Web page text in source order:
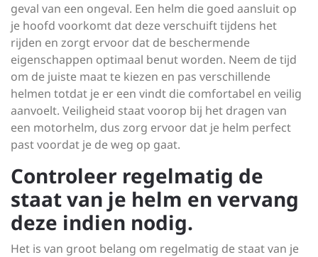
geval van een ongeval. Een helm die goed aansluit op
je hoofd voorkomt dat deze verschuift tijdens het
rijden en zorgt ervoor dat de beschermende
eigenschappen optimaal benut worden. Neem de tijd
om de juiste maat te kiezen en pas verschillende
helmen totdat je er een vindt die comfortabel en veilig
aanvoelt. Veiligheid staat voorop bij het dragen van
een motorhelm, dus zorg ervoor dat je helm perfect
past voordat je de weg op gaat.
Controleer regelmatig de
staat van je helm en vervang
deze indien nodig.
Het is van groot belang om regelmatig de staat van je